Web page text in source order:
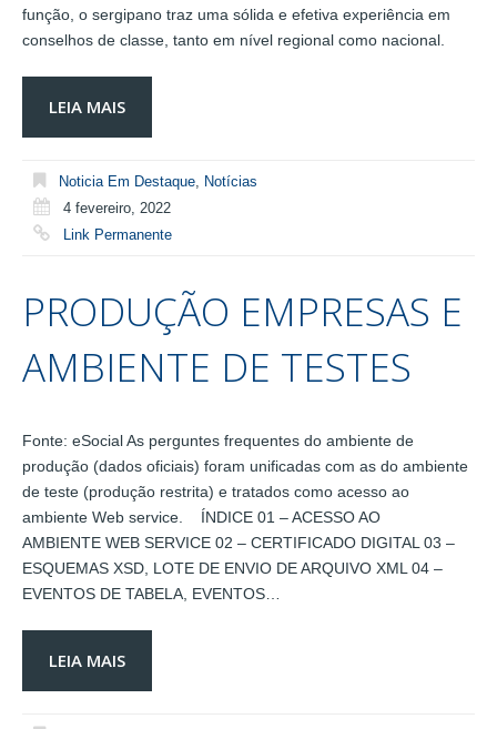
função, o sergipano traz uma sólida e efetiva experiência em
conselhos de classe, tanto em nível regional como nacional.
LEIA MAIS
Noticia Em Destaque, Notícias
4 fevereiro, 2022
Link Permanente
PRODUÇÃO EMPRESAS E
AMBIENTE DE TESTES
Fonte: eSocial As perguntes frequentes do ambiente de
produção (dados oficiais) foram unificadas com as do ambiente
de teste (produção restrita) e tratados como acesso ao
ambiente Web service. ÍNDICE 01 – ACESSO AO
AMBIENTE WEB SERVICE 02 – CERTIFICADO DIGITAL 03 –
ESQUEMAS XSD, LOTE DE ENVIO DE ARQUIVO XML 04 –
EVENTOS DE TABELA, EVENTOS…
LEIA MAIS